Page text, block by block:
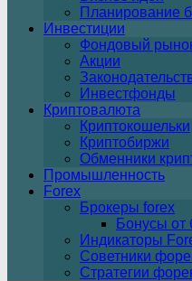
Планирование
Инвестиции
Фондовый
Акции
Инвестфонды
Криптовалюта
Криптокошельки
Криптобиржи
Обменники
Промышленность
Forex
Брокеры forex
Бонусы от
Индикаторы
Советники
Стратегии